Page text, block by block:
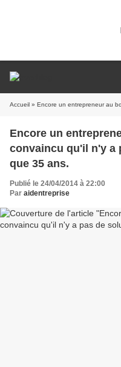
Accueil » Encore un entrepreneur au bord du
Encore un
convaincu qu'il n'y a
que 35 ans.
Publié le 24/04/2014 à 22:00
Par aidentreprise